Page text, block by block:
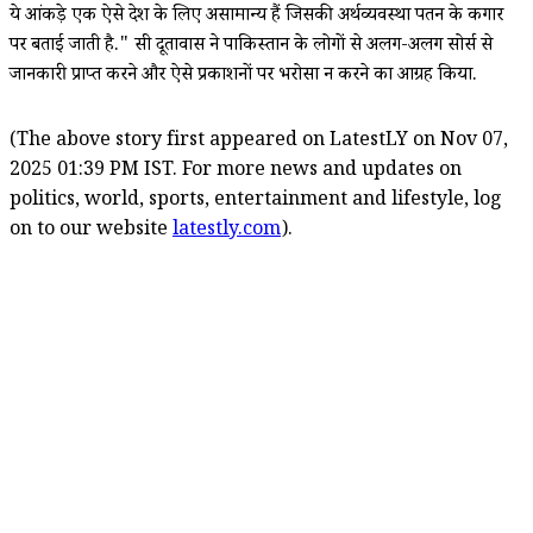
ये आंकड़े एक ऐसे देश के लिए असामान्य हैं जिसकी अर्थव्यवस्था पतन के कगार
पर बताई जाती है." रूसी दूतावास ने पाकिस्तान के लोगों से अलग-अलग सोर्स से
जानकारी प्राप्त करने और ऐसे प्रकाशनों पर भरोसा न करने का आग्रह किया.
(The above story first appeared on LatestLY on Nov 07,
2025 01:39 PM IST. For more news and updates on
politics, world, sports, entertainment and lifestyle, log
on to our website latestly.com).